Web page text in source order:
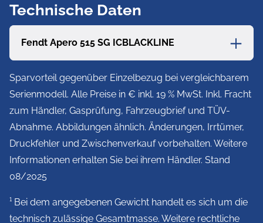
Batteriepaket I mit Li-Fe Batterie
(30 Ah)
1.179 €
TRUMA Mover »Smart A« 2.588 €
Technische Daten
Fendt Apero 515 SG ICBLACKLINE
Sparvorteil gegenüber Einzelbezug bei vergleichbarem
Serienmodell. Alle Preise in € inkl. 19 % MwSt. Inkl. Fracht
zum Händler, Gasprüfung, Fahrzeugbrief und TÜV-
Abnahme. Abbildungen ähnlich. Änderungen, Irrtümer,
Druckfehler und Zwischenverkauf vorbehalten. Weitere
Informationen erhalten Sie bei ihrem Händler. Stand
08/2025
¹ Bei dem angegebenen Gewicht handelt es sich um die
technisch zulässige Gesamtmasse. Weitere rechtliche